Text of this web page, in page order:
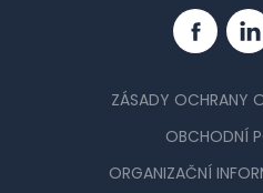
ZÁSADY OCHRANY
OBCHODNÍ
ORGANIZAČNÍ